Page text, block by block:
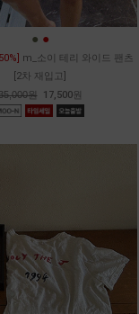
● ●
m_소이 테리 와이드 팬츠
[2차 재입고]
원 17,500원